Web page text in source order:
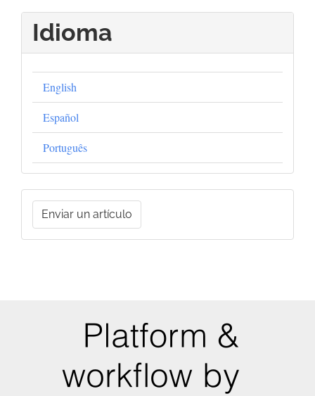
Idioma
English
Español
Português
Enviar
unEnviar un artículo